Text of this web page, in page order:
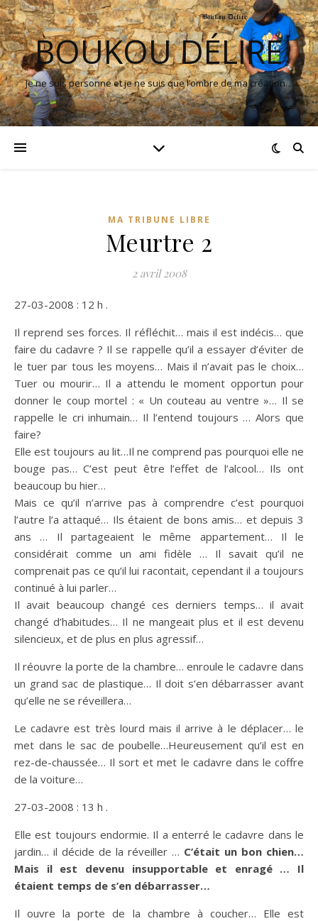
BOUKOU DÉLIRE
Je ne suis personne et je ne suis que l’ombre de ma création…
MA TRIBUNE LIBRE
Meurtre 2
2 avril 2008
27-03-2008 : 12 h .
Il reprend ses forces. Il réfléchit… mais il est indécis… que
faire du cadavre ? Il se rappelle qu’il a essayer d’éviter de
le tuer par tous les moyens… Mais il n’avait pas le choix…
Tuer ou mourir… Il a attendu le moment opportun pour
donner le coup mortel : « Un couteau au ventre »… Il se
rappelle le cri inhumain… Il l’entend toujours … Alors que
faire?
Elle est toujours au lit…Il ne comprend pas pourquoi elle ne
bouge pas… C’est peut être l’effet de l’alcool… Ils ont
beaucoup bu hier…
Mais ce qu’il n’arrive pas à comprendre c’est pourquoi
l’autre l’a attaqué… Ils étaient de bons amis… et depuis 3
ans … Il partageaient le même appartement… Il le
considérait comme un ami fidèle … Il savait qu’il ne
comprenait pas ce qu’il lui racontait, cependant il a toujours
continué à lui parler…
Il avait beaucoup changé ces derniers temps… il avait
changé d’habitudes… Il ne mangeait plus et il est devenu
silencieux, et de plus en plus agressif…
Il réouvre la porte de la chambre… enroule le cadavre dans
un grand sac de plastique… Il doit s’en débarrasser avant
qu’elle ne se réveillera…
Le cadavre est très lourd mais il arrive à le déplacer… le
met dans le sac de poubelle…Heureusement qu’il est en
rez-de-chaussée… Il sort et met le cadavre dans le coffre
de la voiture…
27-03-2008 : 13 h .
Elle est toujours endormie. Il a enterré le cadavre dans le
jardin… il décide de la réveiller … C’était un bon chien…
Mais il est devenu insupportable et enragé … Il
étaient temps de s’en débarrasser…
Il ouvre la porte de la chambre à coucher… Elle est